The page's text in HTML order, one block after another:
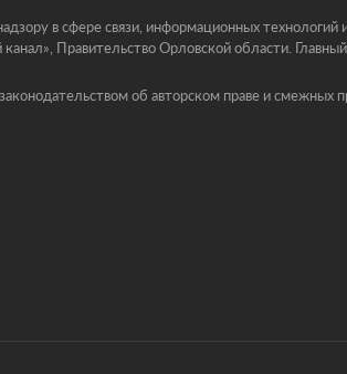
в сфере связи, информационных
Правительство Орловской области.
об авторском праве и смежных